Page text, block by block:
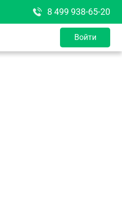
8 499 938-65-20
Войти